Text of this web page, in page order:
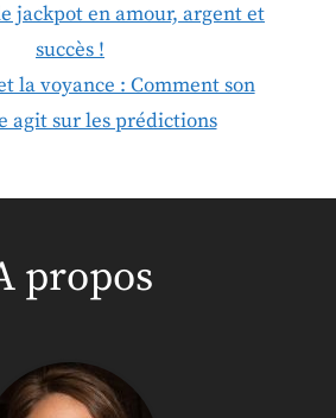
jackpot en amour, argent et
succès !
la voyance : Comment son
agit sur les prédictions
propos